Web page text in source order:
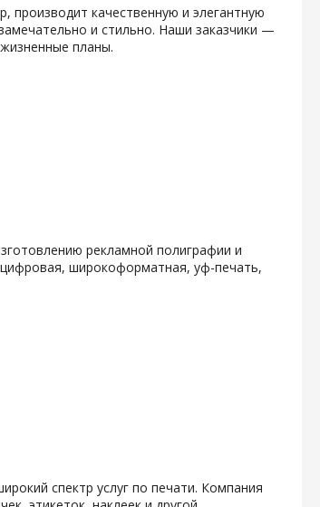
производит качественную и элегантную
и стильно. Наши заказчики —
планы.
рекламной полиграфии и
цифровая, широкоформатная, уф-печать,
спектр услуг по печати. Компания